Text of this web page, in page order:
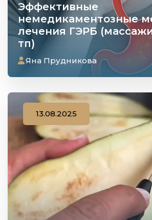
Эффективные
немедикаментозные
лечения ГЭРБ
тп)
Яна Прудникова
13.08.2025